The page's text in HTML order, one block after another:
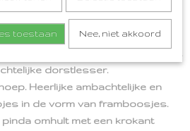
l, van de zeute aardbei uit
dorstlesser.
Heerlijke ambachtelijke en
in de vorm van framboosjes.
omhult met een krokant
toestaan Nee, niet akkoord